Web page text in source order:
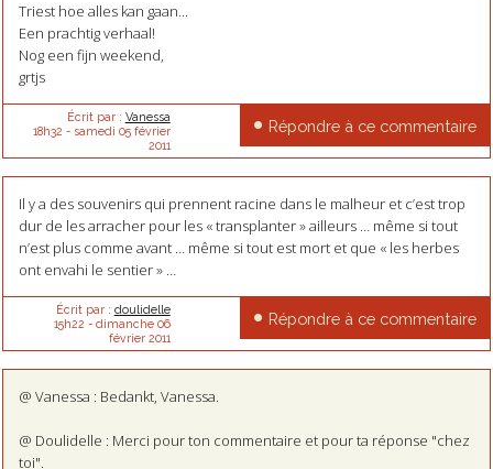
Triest hoe alles kan gaan...
Een prachtig verhaal!
Nog een fijn weekend,
grtjs
Écrit par : Vanessa
18h32 - samedi 05 février
2011
Répondre à ce commentaire
Il y a des souvenirs qui prennent racine dans le malheur et c’est trop
dur de les arracher pour les « transplanter » ailleurs … même si tout
n’est plus comme avant … même si tout est mort et que « les herbes
ont envahi le sentier » …
Écrit par : doulidelle
15h22 - dimanche 06
février 2011
Répondre à ce commentaire
@ Vanessa : Bedankt, Vanessa.
@ Doulidelle : Merci pour ton commentaire et pour ta réponse "chez
toi".